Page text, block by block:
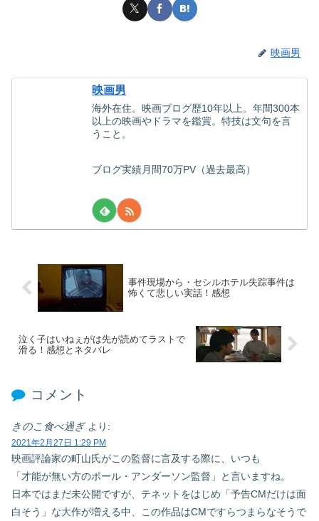
映画男
映画男
海外在住。映画ブログ歴10年以上。年間300本
以上の映画やドラマを鑑賞。特技は文句を言
うこと。
ブログ実績月間70万PV（過去最高）
事件現場から・セシルホテル失踪事件は
怖くて悲しい実話！感想
泣く子はいねぇがは先が読めてラストで
滑る！感想とネタバレ
コメント
きのこ食べ過ぎ より:
2021年2月27日 1:29 PM
映画評論家の町山氏がこの監督に言及する際に、いつも
「才能が無い方のポール・アンダーソン監督」と言いますね。
日本ではまだ未公開ですが、テネットをはじめ「予告CMだけは面
白そう」な大作が増える中、この作品はCMですらつまらなそうで